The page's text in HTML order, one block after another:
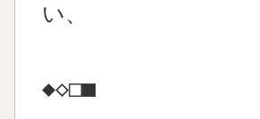
い、
まさに「
◆◇□■